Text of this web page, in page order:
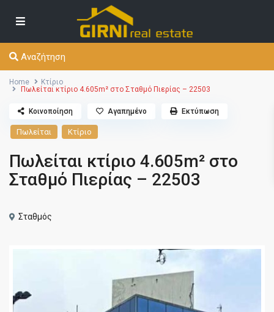
Αναζήτηση
Home
Κτίριο
Πωλείται κτίριο 4.605m² στο Σταθμό Πιερίας – 22503
Πωλείται Κτίριο
Πωλείται κτίριο 4.605m² στο
Σταθμό Πιερίας – 22503
Σταθμός
Κοινοποίηση Αγαπημένο Εκτύπωση